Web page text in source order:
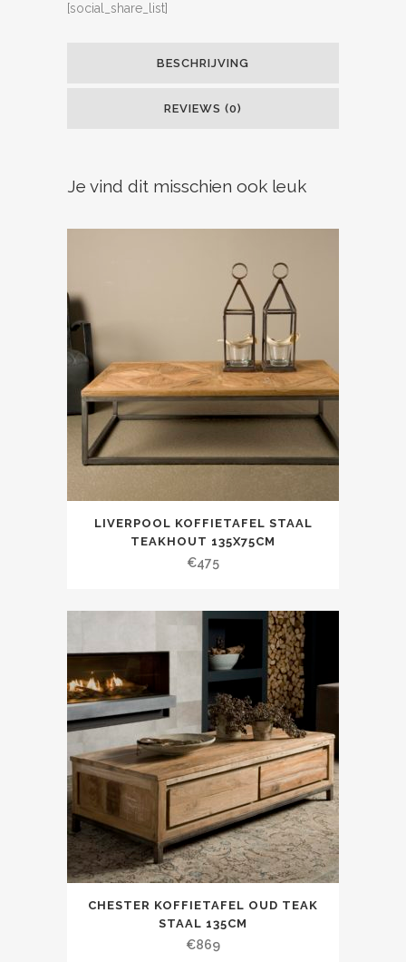
[social_share_list]
BESCHRIJVING
REVIEWS (0)
Je vind dit misschien ook leuk
LIVERPOOL KOFFIETAFEL STAAL
TEAKHOUT 135X75CM
€475
CHESTER KOFFIETAFEL OUD TEAK
STAAL 135CM
€869